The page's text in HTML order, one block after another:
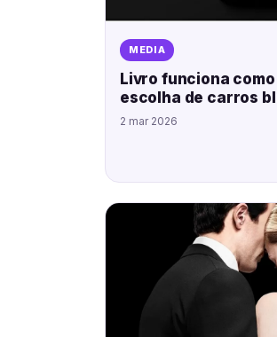
MEDIA
Livro funciona
escolha de carros
2 mar 2026